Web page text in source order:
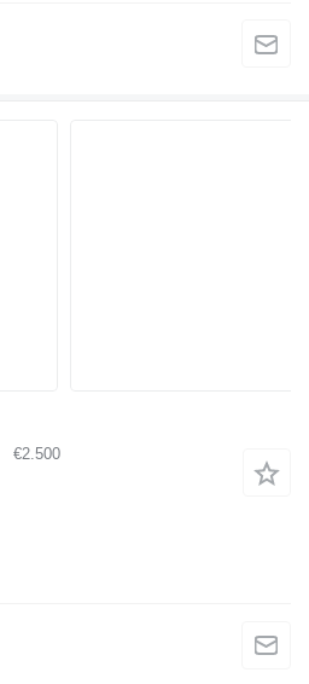
€2.500